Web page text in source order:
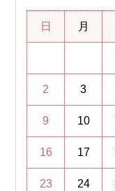
日 月
2 3
9 10
16 17
23 24